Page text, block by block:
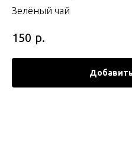
Зелёный чай
150 р.